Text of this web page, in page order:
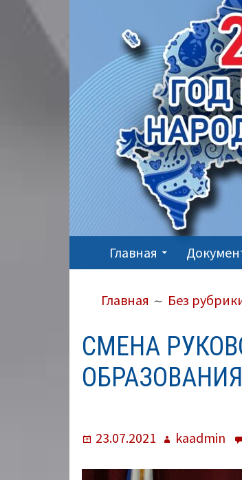
ОСНОВНОЕ
МЕНЮ
Главная
САЙТЕ
(ХЛЕБНЫЕ
КРОШКИ)
Главная Без
СМЕНА
ОБРАЗОВАНИЯ
Опубликовано
23.07.2021 Автор
kaadmin